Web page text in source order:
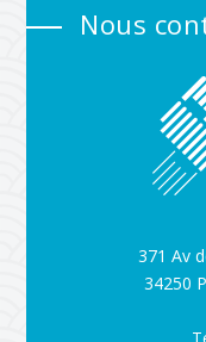
Nous
371 Av
34250